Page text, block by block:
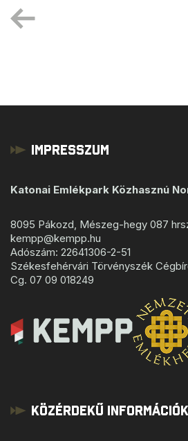
Impresszum
Katonai Emlékpark Közhasznú
8095 Pákozd, Mészeg-hegy 087
kempp@kempp.hu
Adószám: 22641306-2-51
Székesfehérvári Törvényszék
Cg. 07 09 018249
Közérdekű Információk